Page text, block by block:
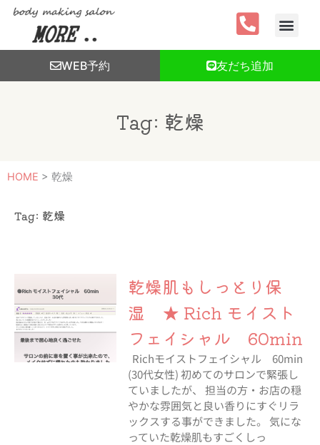
WEB予約 友だち追加
Tag: 乾燥
HOME > 乾燥
Tag: 乾燥
乾燥肌もしっとり保
湿 ★ Rich モイスト
フェイシャル 60min
Richモイストフェイシャル 60min
(30代女性) 初めてのサロンで緊張し
ていましたが、 担当の方・お店の穏
やかな雰囲気と良い香りにすぐリラ
ックスする事ができました。 気にな
っていた乾燥肌もすごくしっ